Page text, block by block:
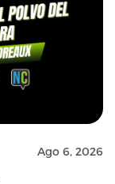
Ago 6, 2026